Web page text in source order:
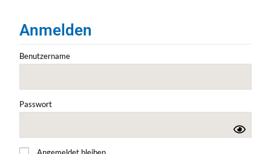
Anmelden
Benutzername
Passwort